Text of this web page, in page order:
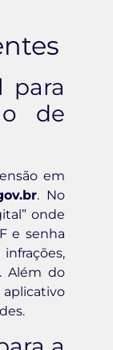
para
de
em
. No
onde
e senha
Além do
aplicativo